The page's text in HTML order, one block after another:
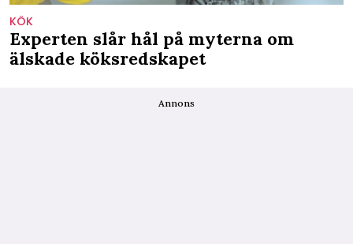
KÖK
Experten slår hål på myterna om
älskade köksredskapet
Annons